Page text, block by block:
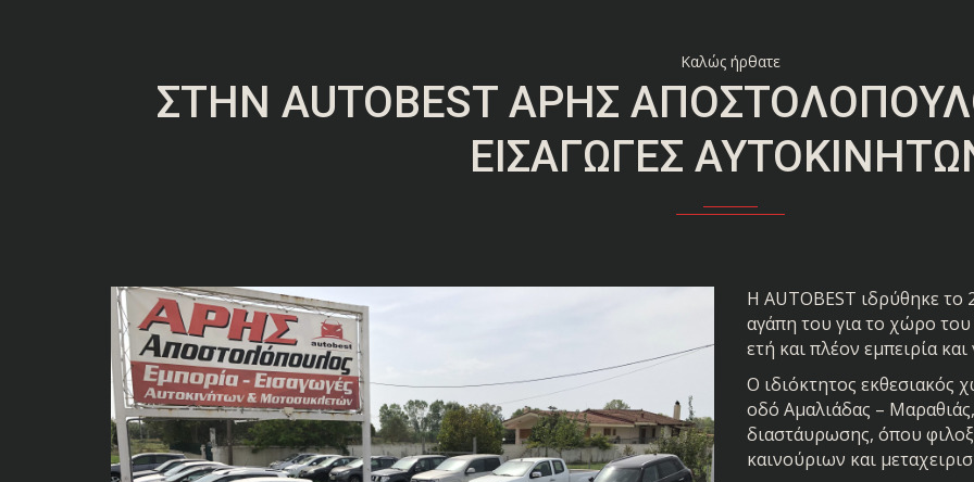
Καλώς ήρθατε
ΣΤΗΝ AUTOBEST ΆΡΗΣ
ΕΙΣΑΓΩΓΈΣ
Η AUTOBEST ιδρύθηκε
αγάπη του για το χώρο
ετή και πλέον εμπειρία
Ο ιδιόκτητος εκθεσιακός
οδό Αμαλιάδας –
διαστάυρωσης, όπου
καινούριων και